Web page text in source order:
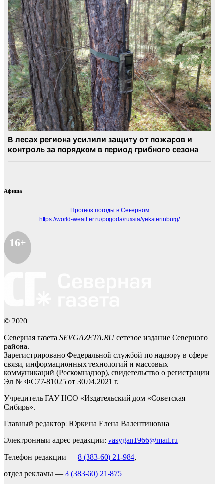
Афиша
Прогноз погоды в Северном
https://world-weather.ru/pogoda/russia/yekaterinburg/
16+
© 2020
Северная газета SEVGAZETA.RUсетевое издание Северного
района.
Зарегистрировано Федеральной службой по надзору в сфере
связи, информационных технологий и массовых
коммуникаций (Роскомнадзор), свидетельство о регистрации
Эл № ФС77-81025 от 30.04.2021 г.
Учредитель ГАУ НСО «Издательский дом «Советская
Сибирь».
Главный редактор: Юркина Елена Валентиновна
Электронный адрес редакции: vasygan1966@mail.ru
Телефон редакции — 8 (383-60) 21-984,
отдел рекламы — 8 (383-60) 21-875